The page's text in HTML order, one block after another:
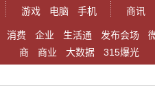
游戏
电脑 手机
商讯
消费 企业 生活通 发布会场
商
商业 大数据 315爆光